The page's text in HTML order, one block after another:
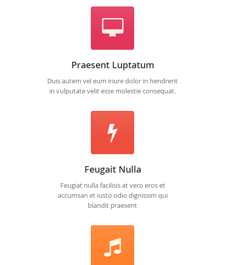
Praesent Luptatum
Duis autem vel eum iriure dolor in hendrerit
in vulputate velit esse molestie consequat.
Feugait Nulla
Feugiat nulla facilisis at vero eros et
accumsan et iusto odio dignissim qui
blandit praesent